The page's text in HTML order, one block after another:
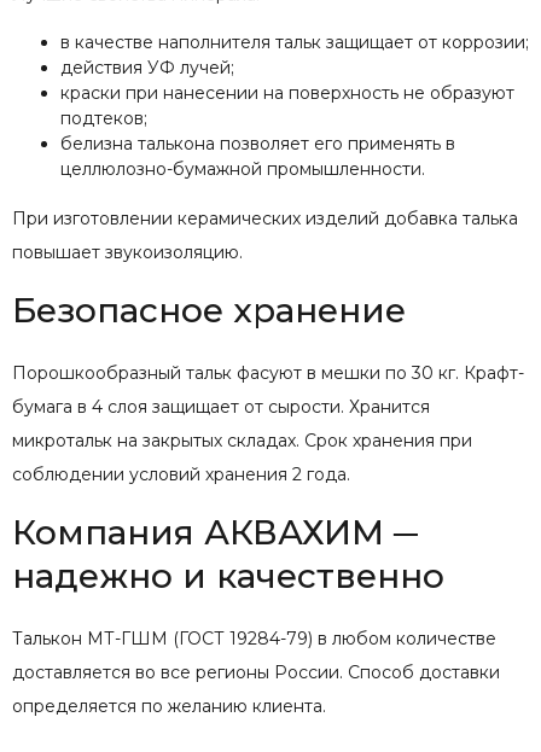
в качестве наполнителя тальк защищает от коррозии;
действия УФ лучей;
краски при нанесении на поверхность не образуют
подтеков;
белизна талькона позволяет его применять в
целлюлозно-бумажной промышленности.
При изготовлении керамических изделий добавка талька
повышает звукоизоляцию.
Безопасное хранение
Порошкообразный тальк фасуют в мешки по 30 кг. Крафт-
бумага в 4 слоя защищает от сырости. Хранится
микротальк на закрытых складах. Срок хранения при
соблюдении условий хранения 2 года.
Компания АКВАХИМ ─
надежно и качественно
Талькон МТ-ГШМ (ГОСТ 19284-79) в любом количестве
доставляется во все регионы России. Способ доставки
определяется по желанию клиента.